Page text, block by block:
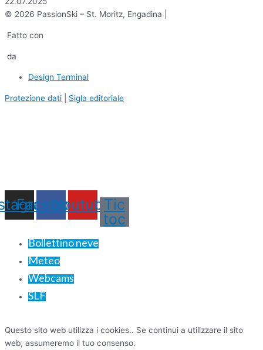
© 2026 PassionSki – St. Moritz, Engadina |
Fatto con
da
Design Terminal
Protezione dati Sigla editoriale
Facebook
YoutubeTic
toc
Bollettino neve
Meteo
Webcams
SLF
Questo sito web utilizza i cookies.. Se continui a utilizzare il sito
web, assumeremo il tuo consenso.